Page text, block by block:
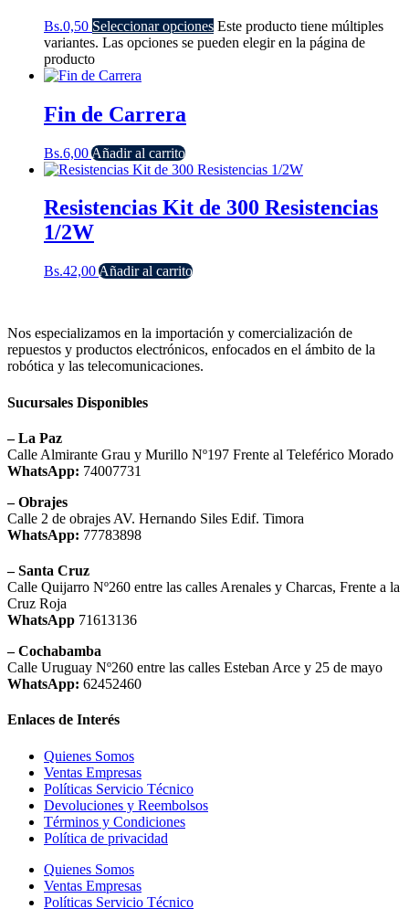
Bs.0,50 Seleccionar opciones Este producto tiene múltiples
variantes. Las opciones se pueden elegir en la página de
producto
Fin de Carrera
Bs.6,00Añadir al carrito
Resistencias Kit de 300 Resistencias
1/2W
Bs.42,00Añadir al carrito
Nos especializamos en la importación y comercialización de
repuestos y productos electrónicos, enfocados en el ámbito de la
robótica y las telecomunicaciones.
Sucursales Disponibles
– La Paz
Calle Almirante Grau y Murillo Nº197 Frente al Teleférico Morado
WhatsApp: 74007731
– Obrajes
Calle 2 de obrajes AV. Hernando Siles Edif. Timora
WhatsApp: 77783898
– Santa Cruz
Calle Quijarro Nº260 entre las calles Arenales y Charcas, Frente a la
Cruz Roja
WhatsApp 71613136
– Cochabamba
Calle Uruguay Nº260 entre las calles Esteban Arce y 25 de mayo
WhatsApp: 62452460
Enlaces de Interés
Quienes Somos
Ventas Empresas
Políticas Servicio Técnico
Devoluciones y Reembolsos
Términos y Condiciones
Política de privacidad
Quienes Somos
Ventas Empresas
Políticas Servicio Técnico